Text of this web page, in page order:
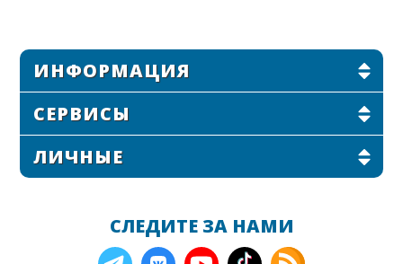
ИНФОРМАЦИЯ
СЕРВИСЫ
ЛИЧНЫЕ
СЛЕДИТЕ ЗА НАМИ